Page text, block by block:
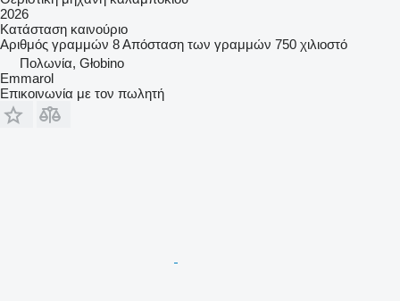
2026
Κατάσταση καινούριο
Αριθμός γραμμών 8Απόσταση των γραμμών 750 χιλιοστό
Πολωνία, Głobino
Emmarol
Επικοινωνία με τον πωλητή